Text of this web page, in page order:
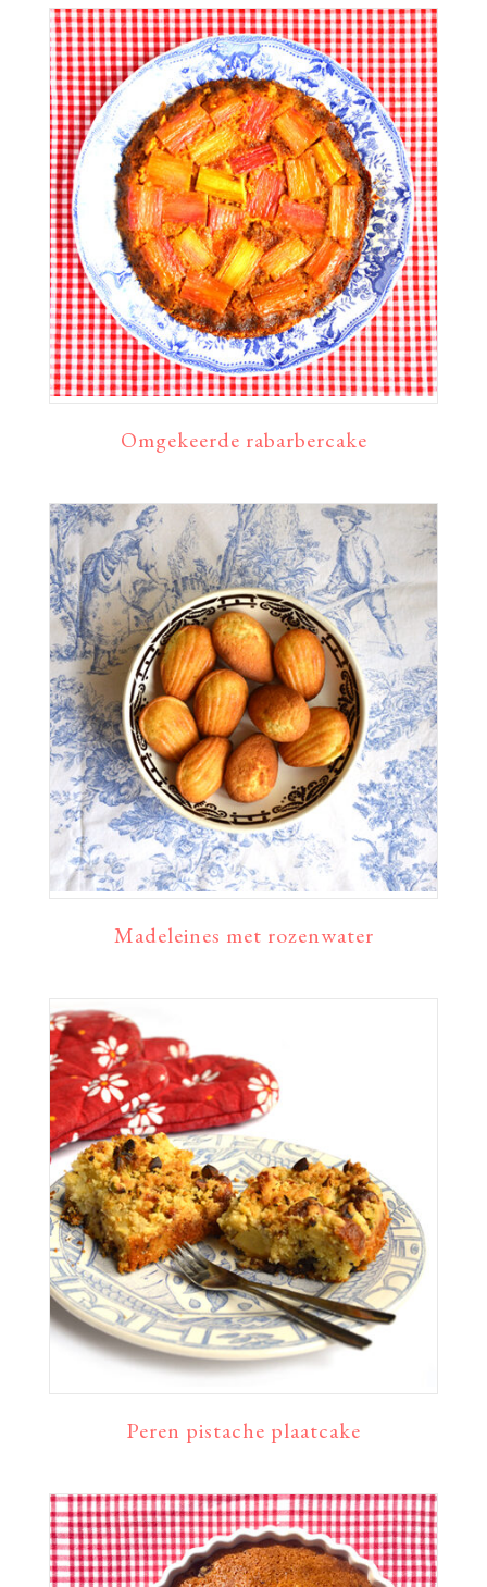
Omgekeerde rabarbercake
Madeleines met rozenwater
Peren pistache plaatcake